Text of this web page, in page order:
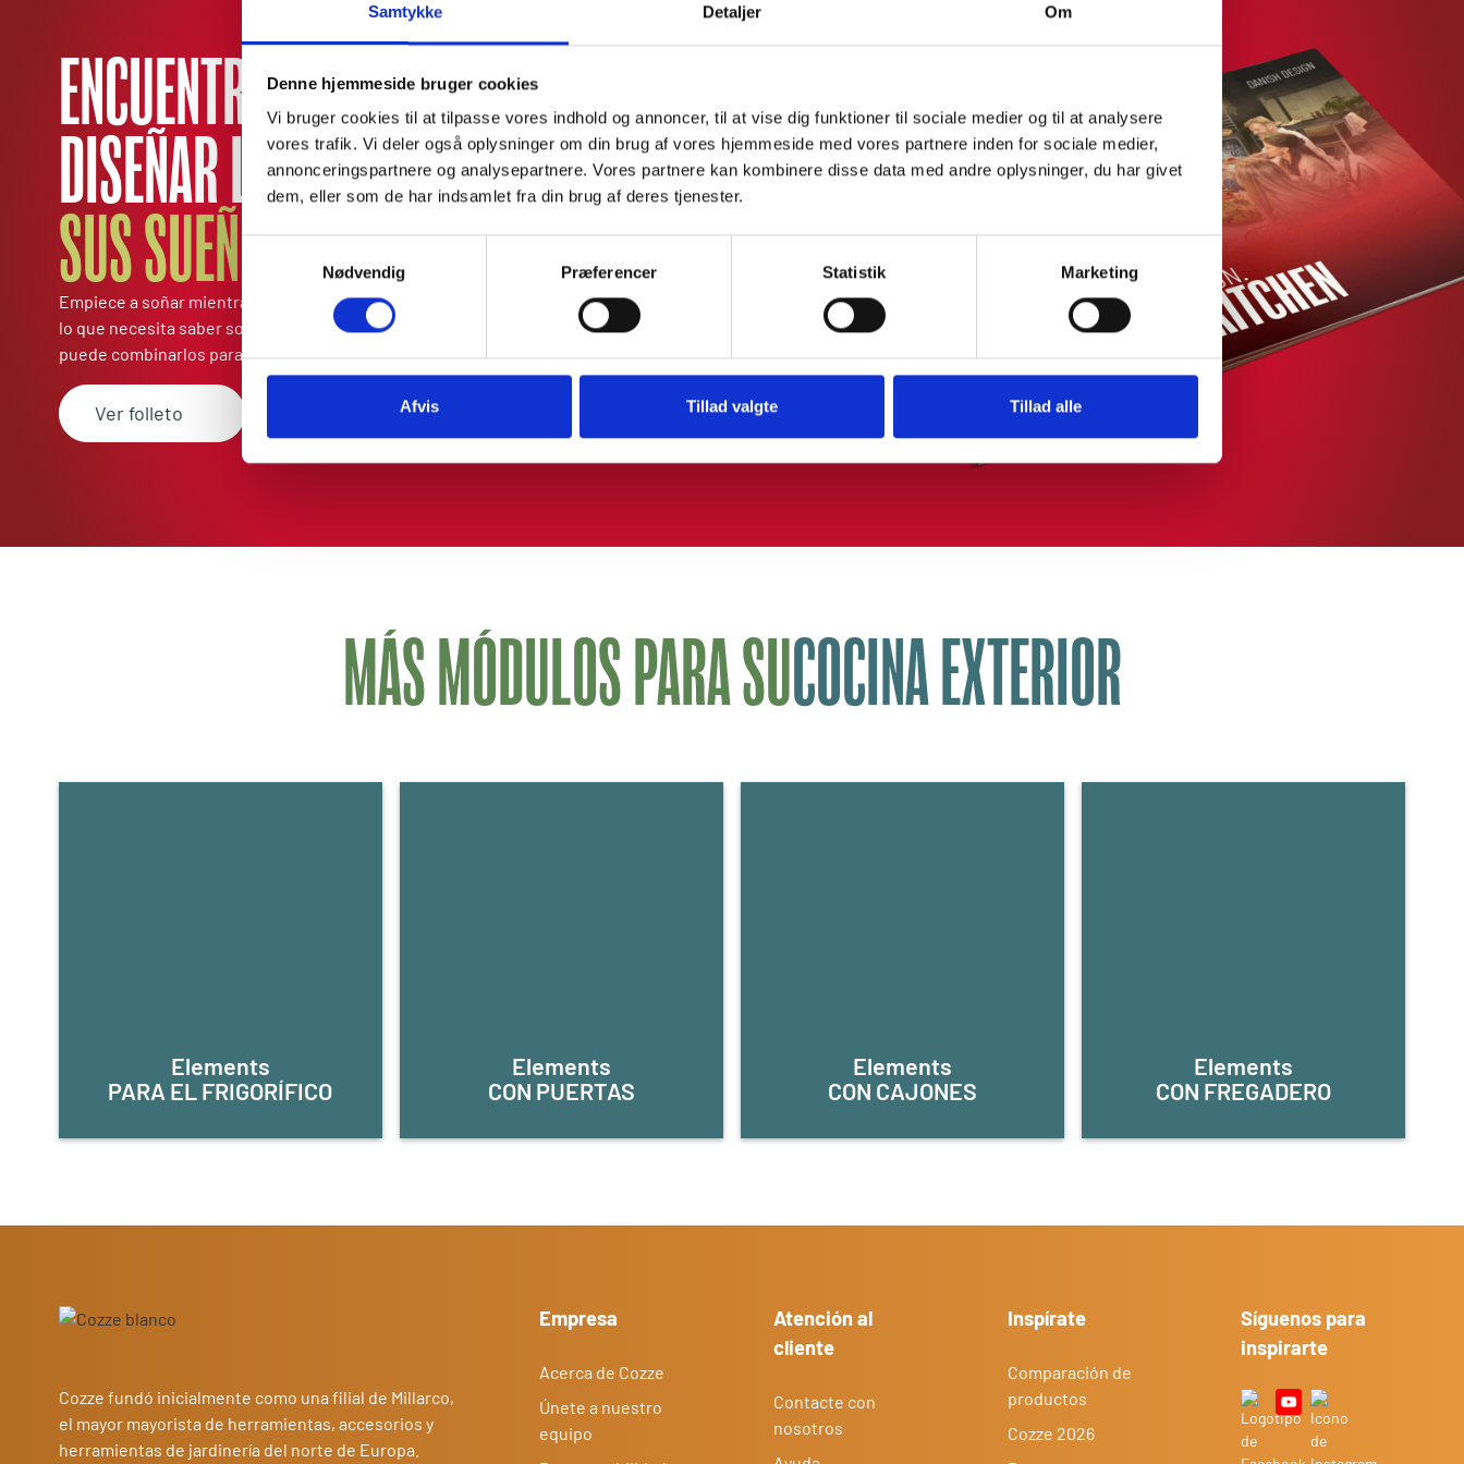
Samtykke Detaljer Om
Denne hjemmeside bruger cookies
Vi bruger cookies til at tilpasse vores indhold og annoncer, til at vise dig funktioner til sociale medier og til at analysere
vores trafik. Vi deler også oplysninger om din brug af vores hjemmeside med vores partnere inden for sociale medier,
annonceringspartnere og analysepartnere. Vores partnere kan kombinere disse data med andre oplysninger, du har givet
dem, eller som de har indsamlet fra din brug af deres tjenester.
Nødvendig
Præferencer Statistik Marketing
Afvis Tillad valgte Tillad alle
6 RUEDAS
CON FRENOS
7 GANCHOS
PARA HERRAMIENTAS
2 BOTELLAS DE GAS INTERIORES
ALMACENAMIENTO
ENCUENTRE INSPIRACIÓN E IDEAS PARA
DISEÑAR LACOCINA DE EXTERIOR DE
SUS SUEÑOS
Empiece a soñar mientras hojea nuestro nuevo catálogo Cozze . Hemos recopilado todo
lo que necesita saber sobre nuestra serie de módulos de cocina para exteriores y cómo
puede combinarlos para construir la cocina exterior de sus sueños.
Ver folleto
MÁS MÓDULOS PARA SUCOCINA EXTERIOR
Elements
PARA EL FRIGORÍFICO
Elements
CON PUERTAS
Elements
CON CAJONES
Elements
CON FREGADERO
Cozze fundó inicialmente como una filial de Millarco,
el mayor mayorista de herramientas, accesorios y
herramientas de jardinería del norte de Europa.
Empresa
Acerca de Cozze
Únete a nuestro
equipo
Atención al
cliente
Contacte con
nosotros
Inspírate
Comparación de
productos
Cozze 2026
Síguenos para
inspirarte